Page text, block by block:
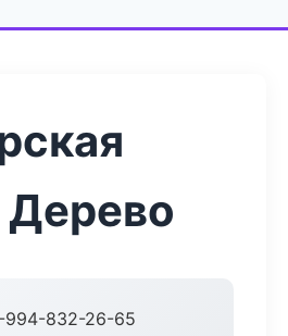
994-832-26-65